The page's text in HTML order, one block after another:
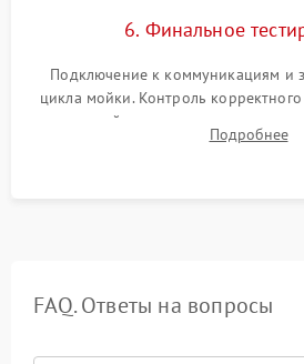
6. Финальное
Подключение к коммуникациям и
цикла мойки. Контроль
до нужной температуры,
штатного слива и абсолютной
Подробнее
FAQ. Ответы на вопросы